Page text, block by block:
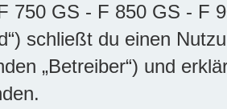
750 GS - F 850 GS - F
schließt du einen
„Betreiber“) und